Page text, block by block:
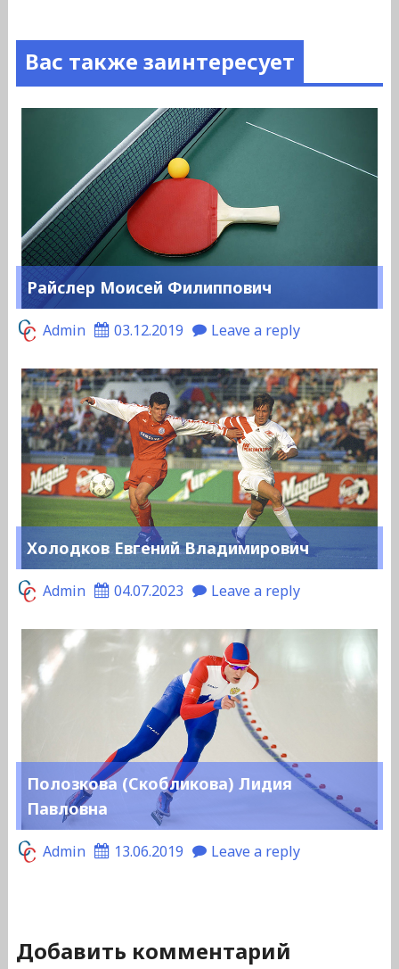
Вас также заинтересует
Райслер Моисей Филиппович
Admin 03.12.2019 Leave a reply
Холодков Евгений Владимирович
Admin 04.07.2023 Leave a reply
Полозкова (Скобликова) Лидия
Павловна
Admin 13.06.2019 Leave a reply
Добавить комментарий